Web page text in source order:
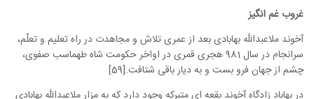
غروب غم انگیز
آخوند ملاعبدالله بهابادی بعد از عمری تلاش و مجاهدت در راه تعلیم و تعلّم،
سرانجام در سال 981 هجری قمری در اواخر حکومت شاه طهماسب صفوی،
چشم از جهان فرو بست و به دیار باقی شتافت.[59]
در بهاباد زادگاه آخوند بقعه ای متبرکه وجود دارد که به مزار ملاعبدالله بهابادی